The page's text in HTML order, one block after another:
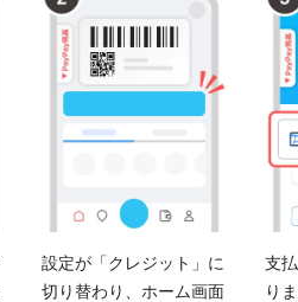
設定が「クレジット」に
切り替わり、ホーム画面
支
り